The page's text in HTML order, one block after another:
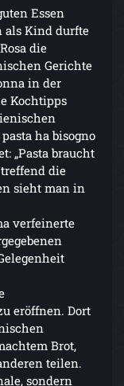
Essen
als Kind durfte
die
Gerichte
in der
Kochtipps
ha bisogno
„Pasta braucht
treffend die
sieht man in
verfeinerte
eröffnen. Dort
Brot,
teilen.
sondern